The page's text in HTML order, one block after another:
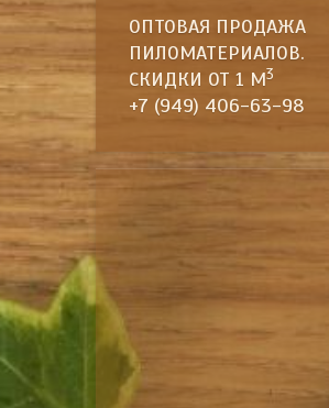
ОПТОВАЯ ПРОДАЖА
ПИЛОМАТЕРИА­ЛОВ.
СКИДКИ ОТ 1 М3
+7 (949) 406-63-98